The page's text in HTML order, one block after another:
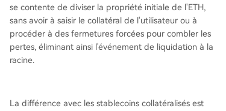
se contente de diviser la propriété initiale de l'ETH,
sans avoir à saisir le collatéral de l'utilisateur ou à
procéder à des fermetures forcées pour combler les
pertes, éliminant ainsi l'événement de liquidation à la
racine.
La différence avec les stablecoins collatéralisés est